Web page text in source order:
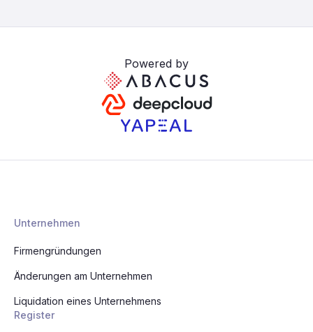
Powered by
Unternehmen
Firmengründungen
Änderungen am Unternehmen
Liquidation eines Unternehmens
Register